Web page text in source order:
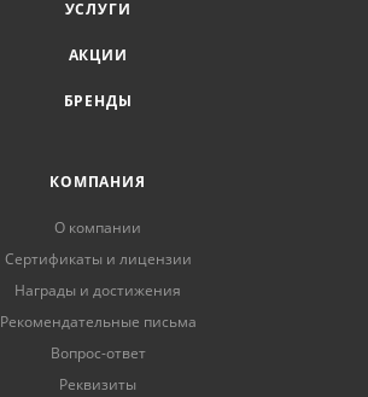
УСЛУГИ
АКЦИИ
БРЕНДЫ
КОМПАНИЯ
О компании
Сертификаты и лицензии
Награды и достижения
Рекомендательные письма
Вопрос-ответ
Реквизиты